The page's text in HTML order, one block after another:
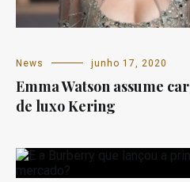
News junho 17, 2020
Emma Watson assume
de luxo Kering